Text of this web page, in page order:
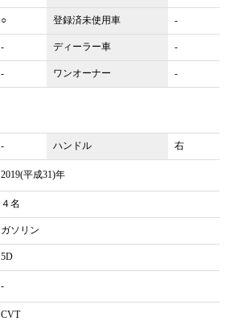
○ 登録済未使用車 -
- ディーラー車 -
- ワンオーナー -
- ハンドル
右
2019(平成31)年
４名
ガソリン
5D
-
CVT